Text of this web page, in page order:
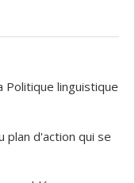
Politique linguistique
plan d'action qui se